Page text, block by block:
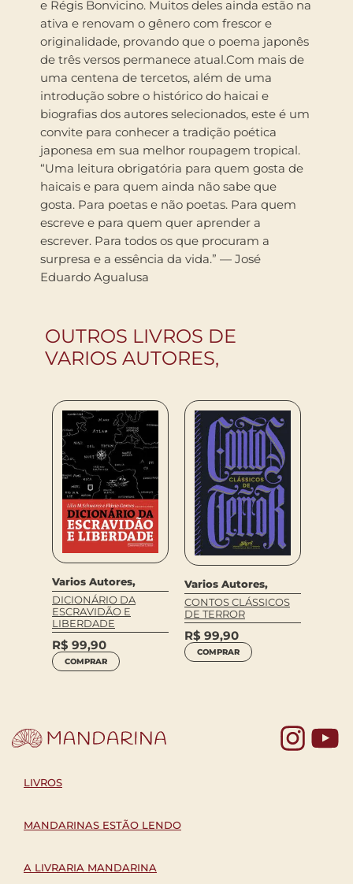
e Régis Bonvicino. Muitos deles ainda estão na
ativa e renovam o gênero com frescor e
originalidade, provando que o poema japonês
de três versos permanece atual.Com mais de
uma centena de tercetos, além de uma
introdução sobre o histórico do haicai e
biografias dos autores selecionados, este é um
convite para conhecer a tradição poética
japonesa em sua melhor roupagem tropical.
“Uma leitura obrigatória para quem gosta de
haicais e para quem ainda não sabe que
gosta. Para poetas e não poetas. Para quem
escreve e para quem quer aprender a
escrever. Para todos os que procuram a
surpresa e a essência da vida.” — José
Eduardo Agualusa
OUTROS LIVROS DE
VARIOS AUTORES,
Varios Autores,
DICIONÁRIO DA
ESCRAVIDÃO E
LIBERDADE
R$ 99,90
COMPRAR
Varios Autores,
CONTOS CLÁSSICOS
DE TERROR
R$ 99,90
COMPRAR
LIVROS
MANDARINAS ESTÃO LENDO
A LIVRARIA MANDARINA